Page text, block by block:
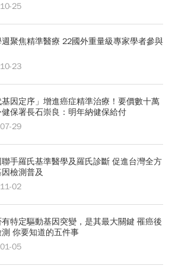
25
聚焦精準醫療 22國外重量級專家學者參與
23
基因定序」增進癌症精準治療！要價數十萬
保署長石崇良：明年納健保給付
29
手羅氏基準醫學及羅氏診斷 促進台灣全方
檢測普及
02
特定驅動基因突變，是其最大關鍵 罹癌後
你要知道的五件事
05